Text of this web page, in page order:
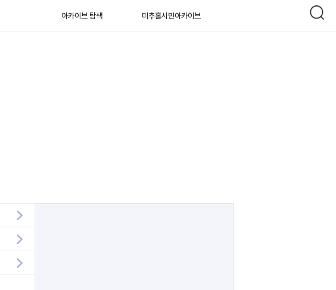
아카이브 탐색 미추홀시민아카이브